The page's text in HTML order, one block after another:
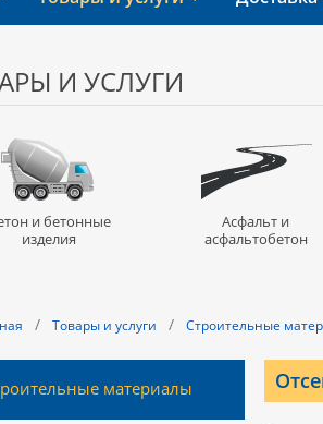
И УСЛУГИ
и бетонные
изделия
Асфальт и
асфальтобетон
/ Товары и услуги / Строительные
материалы